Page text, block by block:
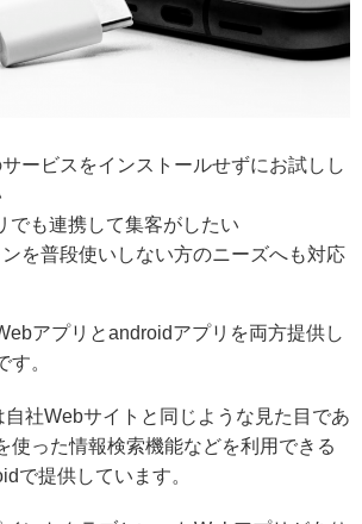
ービスをインストールせずにお試しし
でも連携して集客がしたい
を普段使いしない方のニーズへも対応
アプリとandroidアプリを両方提供し
す。
社Webサイトと同じような見た目であ
使った情報検索機能などを利用できる
で提供しています。